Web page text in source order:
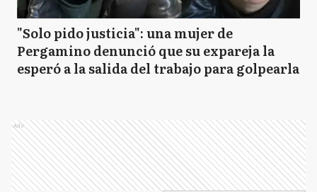
"Solo pido justicia": una mujer de
Pergamino denunció que su expareja la
esperó a la salida del trabajo para golpearla
Ads